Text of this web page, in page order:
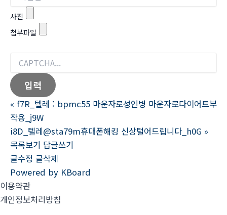
사진
첨부파일
« f7R_텔레 : bpmc55 마운자로성인병 마운자로다이어트부
작용_j9W
i8D_텔레@sta79m휴대폰해킹 신상털어드립니다_h0G »
목록보기 답글쓰기
글수정 글삭제
Powered by KBoard
이용약관
개인정보처리방침